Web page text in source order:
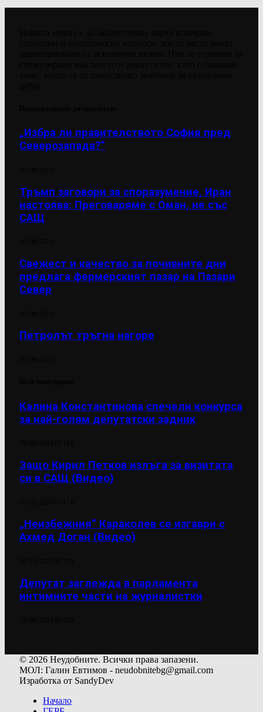
„Избра ли правителството София пред
Северозапада?“
Тръмп заговори за споразумение, Иран
настоява: Преговаряме с Оман, не със
САЩ
Свежест и качество за почивните дни
предлага фермерският пазар на Пазари
Север
Петролът тръгна нагоре
Калина Константинова спечели конкурса
за най-голям депутатски задник
Защо Кирил Петков излъга за визитата
си в САЩ (Видео)
„Неизбежния“ Караколев се изгаври с
Ахмед Доган (Видео)
Депутат заглежда в парламента
интимните части на журналистки
© 2026 Неудобните. Всички права запазени.
МОЛ: Галин Евтимов - neudobnitebg@gmail.com
Изработка от SandyDev
Начало